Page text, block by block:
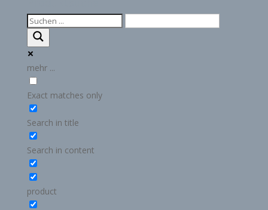
mehr ...
Exact matches only
Search in title
Search in content
product